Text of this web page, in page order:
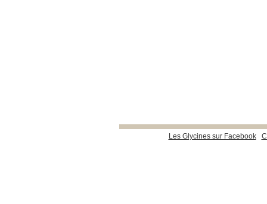
Les Glycines sur Facebook